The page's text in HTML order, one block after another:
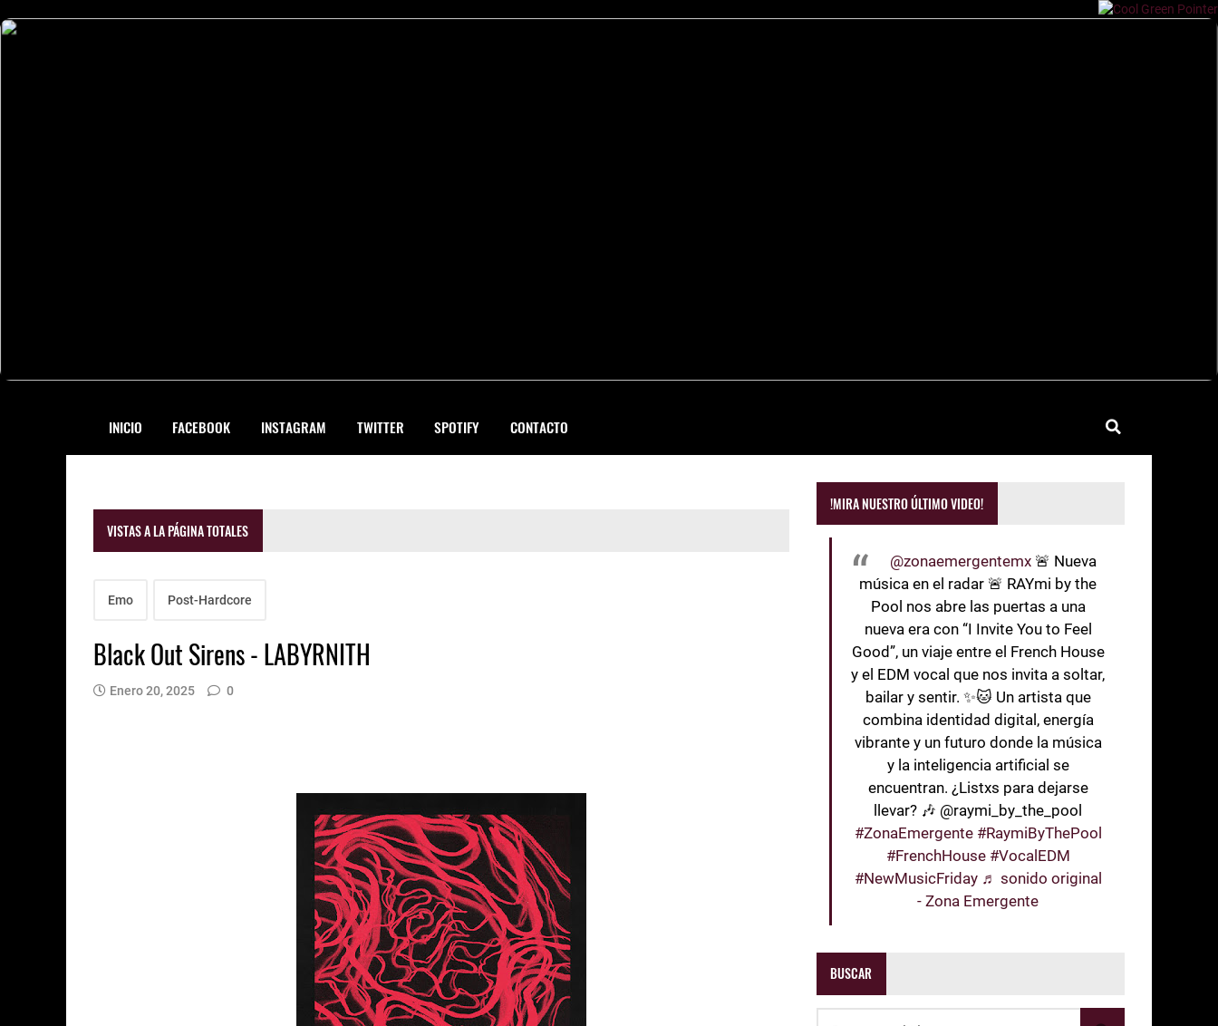
INICIO FACEBOOK INSTAGRAM TWITTER SPOTIFY CONTACTO
VISTAS A LA PÁGINA TOTALES
Emo Post-Hardcore
Black Out Sirens - LABYRNITH
Enero 20, 2025 0
!MIRA NUESTRO ÚLTIMO VIDEO!
@zonaemergentemx 🚨 Nueva
música en el radar 🚨 RAYmi by the
Pool nos abre las puertas a una
nueva era con “I Invite You to Feel
Good”, un viaje entre el French House
y el EDM vocal que nos invita a soltar,
bailar y sentir. ✨🐱 Un artista que
combina identidad digital, energía
vibrante y un futuro donde la música
y la inteligencia artificial se
encuentran. ¿Listxs para dejarse
llevar? 🎶 @raymi_by_the_pool
#ZonaEmergente #RaymiByThePool
#FrenchHouse #VocalEDM
#NewMusicFriday ♬ sonido original
- Zona Emergente
BUSCAR